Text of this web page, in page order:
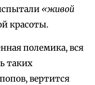
«живой
красоты.
полемика, вся
таких
вертится